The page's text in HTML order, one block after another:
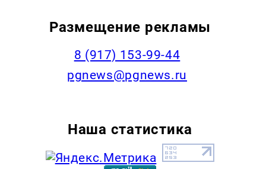
Размещение рекламы
‭8 (917) 153-99-44
pgnews@pgnews.ru
Наша статистика